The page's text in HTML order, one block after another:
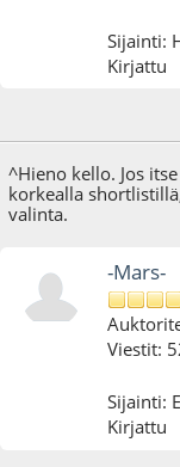
Sijainti:
Kirjattu
^Hieno kello. Jos
korkealla
valinta.
-Mars-
Viestit:
Sijainti:
Kirjattu